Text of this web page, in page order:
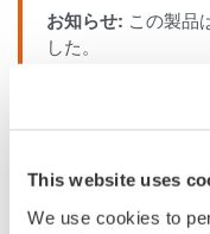
This website uses
We use cookies to
お知らせ: この製品
した。